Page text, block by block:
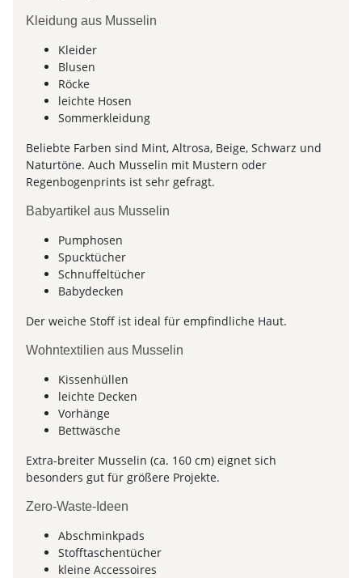
Kleidung aus Musselin
Kleider
Blusen
Röcke
leichte Hosen
Sommerkleidung
Beliebte Farben sind Mint, Altrosa, Beige, Schwarz und
Naturtöne. Auch Musselin mit Mustern oder
Regenbogenprints ist sehr gefragt.
Babyartikel aus Musselin
Pumphosen
Spucktücher
Schnuffeltücher
Babydecken
Der weiche Stoff ist ideal für empfindliche Haut.
Wohntextilien aus Musselin
Kissenhüllen
leichte Decken
Vorhänge
Bettwäsche
Extra-breiter Musselin (ca. 160 cm) eignet sich
besonders gut für größere Projekte.
Zero-Waste-Ideen
Abschminkpads
Stofftaschentücher
kleine Accessoires